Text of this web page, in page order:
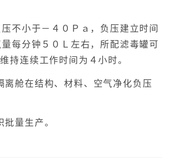
小于－４０Ｐａ，负压建立时间
每分钟５０Ｌ左右，所配滤毒罐可
持连续工作时间为４小时。
舱在结构、材料、空气净化负压
量生产。